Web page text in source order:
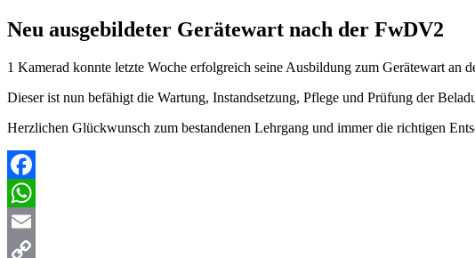
Neu ausgebildeter Gerätewart nach der FwDV2
1 Kamerad konnte letzte Woche erfolgreich seine Ausbildung zum Gerätewart an
Dieser ist nun befähigt die Wartung, Instandsetzung, Pflege und Prüfung der
Herzlichen Glückwunsch zum bestandenen Lehrgang und immer die richtigen
Facebook
WhatsApp
Email